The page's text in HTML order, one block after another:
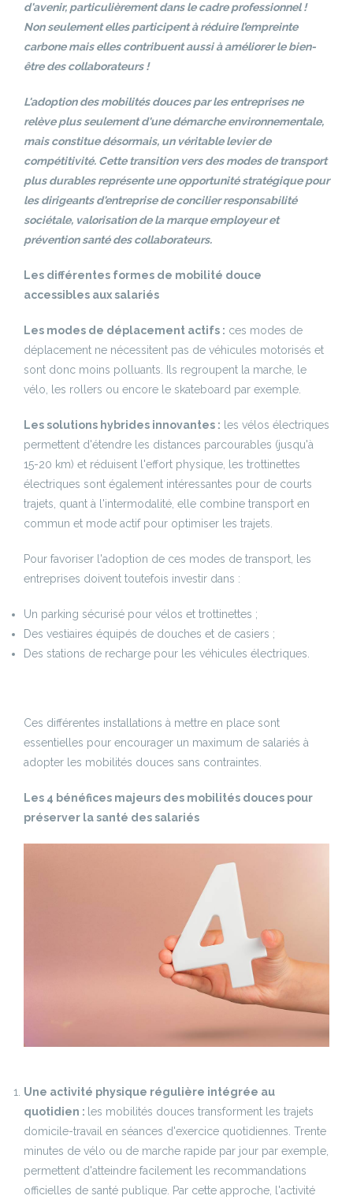
d'avenir, particulièrement dans le cadre professionnel !
Non seulement elles participent à réduire l’empreinte
carbone mais elles contribuent aussi à améliorer le bien-
être des collaborateurs !
L'adoption des mobilités douces par les entreprises ne
relève plus seulement d'une démarche environnementale,
mais constitue désormais, un véritable levier de
compétitivité. Cette transition vers des modes de transport
plus durables représente une opportunité stratégique pour
les dirigeants d'entreprise de concilier responsabilité
sociétale, valorisation de la marque employeur et
prévention santé des collaborateurs.
Les différentes formes de mobilité douce
accessibles aux salariés
Les modes de déplacement actifs : ces modes de
déplacement ne nécessitent pas de véhicules motorisés et
sont donc moins polluants. Ils regroupent la marche, le
vélo, les rollers ou encore le skateboard par exemple.
Les solutions hybrides innovantes : les vélos électriques
permettent d'étendre les distances parcourables (jusqu'à
15-20 km) et réduisent l'effort physique, les trottinettes
électriques sont également intéressantes pour de courts
trajets, quant à l'intermodalité, elle combine transport en
commun et mode actif pour optimiser les trajets.
Pour favoriser l'adoption de ces modes de transport, les
entreprises doivent toutefois investir dans :
Un parking sécurisé pour vélos et trottinettes ;
Des vestiaires équipés de douches et de casiers ;
Des stations de recharge pour les véhicules électriques.
Ces différentes installations à mettre en place sont
essentielles pour encourager un maximum de salariés à
adopter les mobilités douces sans contraintes.
Les 4 bénéfices majeurs des mobilités douces pour
préserver la santé des salariés
Une activité physique régulière intégrée au
quotidien : les mobilités douces transforment les trajets
domicile-travail en séances d'exercice quotidiennes. Trente
minutes de vélo ou de marche rapide par jour par exemple,
permettent d'atteindre facilement les recommandations
officielles de santé publique. Par cette approche, l'activité